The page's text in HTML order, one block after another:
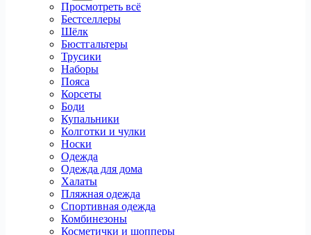
Просмотреть всё
Бестселлеры
Шёлк
Бюстгальтеры
Трусики
Наборы
Пояса
Корсеты
Боди
Купальники
Колготки и чулки
Носки
Одежда
Одежда для дома
Халаты
Пляжная одежда
Спортивная одежда
Комбинезоны
Косметички и шопперы